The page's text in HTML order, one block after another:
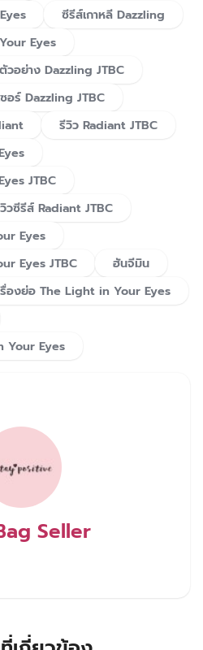
ซีรีส์เกาหลี Dazzling
Eyes
ตัวอย่าง Dazzling JTBC
อร์ Dazzling JTBC
รีวิว Radiant JTBC
JTBC
วซีรีส์ Radiant JTBC
Eyes
Eyes JTBC
ฮันจีมิน
รื่องย่อ The Light in Your Eyes
Your Eyes
Seller